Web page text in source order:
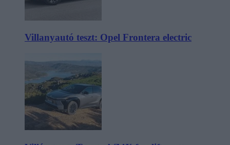
Villanyautó teszt: Opel Frontera electric